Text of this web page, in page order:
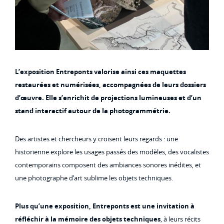
L’exposition Entreponts valorise ainsi ces maquettes
restaurées et numérisées, accompagnées de leurs dossiers
d’œuvre. Elle s’enrichit de projections lumineuses et d’un
stand interactif autour de la photogrammétrie.
Des artistes et chercheurs y croisent leurs regards : une
historienne explore les usages passés des modèles, des vocalistes
contemporains composent des ambiances sonores inédites, et
une photographe d’art sublime les objets techniques.
Plus qu’une exposition, Entreponts est une invitation à
réfléchir à la mémoire des objets techniques , à leurs récits